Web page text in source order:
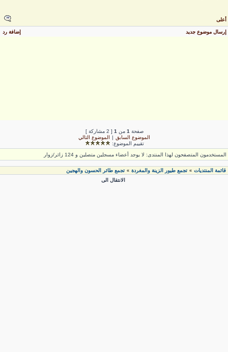
أعلى
إرسال موضوع جديد إضافة رد
صفحة1 من [ 2 مشاركة ]
الموضوع السابق| الموضوع التالي
تقييم الموضوع:
المستخدمون المتصفحون لهذا المنتدى: لا يوجد أعضاء مسجلين متصلين و 124 زائر/زوار
قائمة المنتديات» تجمع طيور الزينة والمغردة» تجمع طائر الحسون والهجين
الانتقال الى